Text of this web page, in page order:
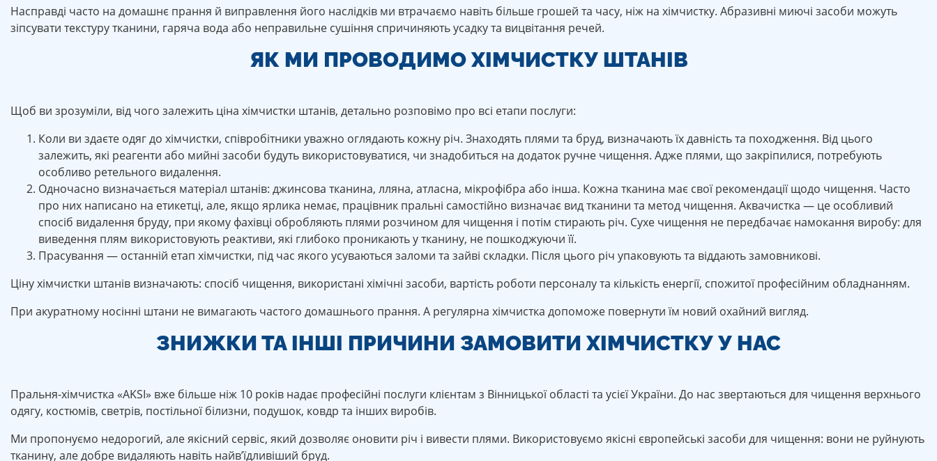
Насправді часто на домашнє прання й виправлення його наслідків ми втрачаємо навіть більше грошей та часу, ніж на хімчистку. Абразивні миючі засоби можуть
зіпсувати текстуру тканини, гаряча вода або неправильне сушіння спричиняють усадку та вицвітання речей.
ЯК МИ ПРОВОДИМО ХІМЧИСТКУ ШТАНІВ
Щоб ви зрозуміли, від чого залежить ціна хімчистки штанів, детально розповімо про всі етапи послуги:
Коли ви здаєте одяг до хімчистки, співробітники уважно оглядають кожну річ. Знаходять плями та бруд, визначають їх давність та походження. Від цього
залежить, які реагенти або мийні засоби будуть використовуватися, чи знадобиться на додаток ручне чищення. Адже плями, що закріпилися, потребують
особливо ретельного видалення.
Одночасно визначається матеріал штанів: джинсова тканина, лляна, атласна, мікрофібра або інша. Кожна тканина має свої рекомендації щодо чищення. Часто
про них написано на етикетці, але, якщо ярлика немає, працівник пральні самостійно визначає вид тканини та метод чищення. Аквачистка — це особливий
спосіб видалення бруду, при якому фахівці обробляють плями розчином для чищення і потім стирають річ. Сухе чищення не передбачає намокання виробу: для
виведення плям використовують реактиви, які глибоко проникають у тканину, не пошкоджуючи її.
Прасування — останній етап хімчистки, під час якого усуваються заломи та зайві складки. Після цього річ упаковують та віддають замовникові.
Ціну хімчистки штанів визначають: спосіб чищення, використані хімічні засоби, вартість роботи персоналу та кількість енергії, спожитої професійним обладнанням.
При акуратному носінні штани не вимагають частого домашнього прання. А регулярна хімчистка допоможе повернути їм новий охайний вигляд.
ЗНИЖКИ ТА ІНШІ ПРИЧИНИ ЗАМОВИТИ ХІМЧИСТКУ У НАС
Пральня-хімчистка «AKSI» вже більше ніж 10 років надає професійні послуги клієнтам з Вінницької області та усієї України. До нас звертаються для чищення верхнього
одягу, костюмів, светрів, постільної білизни, подушок, ковдр та інших виробів.
Ми пропонуємо недорогий, але якісний сервіс, який дозволяє оновити річ і вивести плями. Використовуємо якісні європейські засоби для чищення: вони не руйнують
тканину, але добре видаляють навіть найвʼїдливіший бруд.